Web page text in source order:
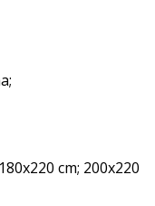
cm; 200x220